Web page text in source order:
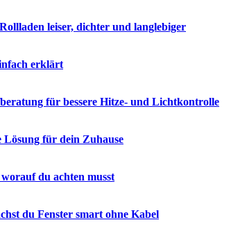
leiser, dichter und langlebiger
erklärt
für bessere Hitze- und Lichtkontrolle
Lösung für dein Zuhause
du achten musst
du Fenster smart ohne Kabel